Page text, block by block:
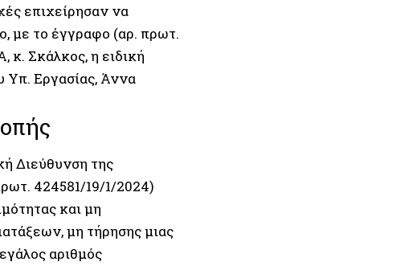
επιχείρησαν να
με το έγγραφο (αρ. πρωτ.
Σκάλκος, η ειδική
Υπ. Εργασίας, Άννα
Διεύθυνση της
424581/19/1/2024)
και μη
μη τήρησης μιας
αριθμός